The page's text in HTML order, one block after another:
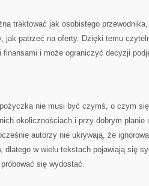
traktować jak osobistego
jak patrzeć na oferty. Dzięki temu
finansami i może ograniczyć decyzji
nie musi być czymś, o czym
okolicznościach i przy dobrym planie
autorzy nie ukrywają, że
dlatego w wielu tekstach pojawiają się
się wydostać.